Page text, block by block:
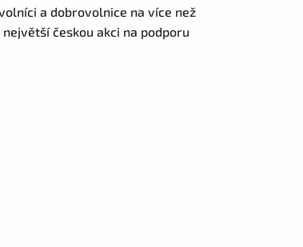
a dobrovolnice na více než
českou akci na podporu